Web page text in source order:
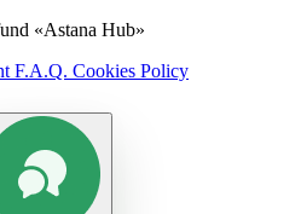
«Astana Hub»
F.A.Q. Cookies Policy